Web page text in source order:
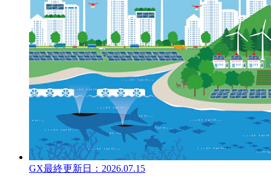
GX最終更新日： 2026.07.15